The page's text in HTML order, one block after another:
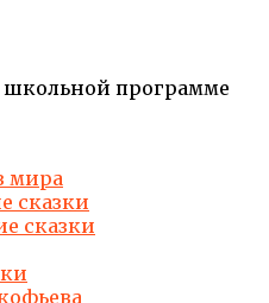
школьной программе
мира
сказки
сказки